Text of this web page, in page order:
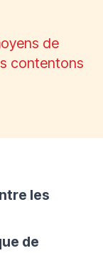
de
contentons
les
de